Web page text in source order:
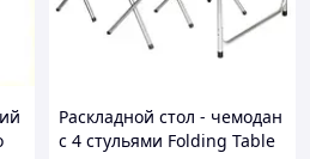
Раскладной стол - чемодан
с 4 стульями Folding Table